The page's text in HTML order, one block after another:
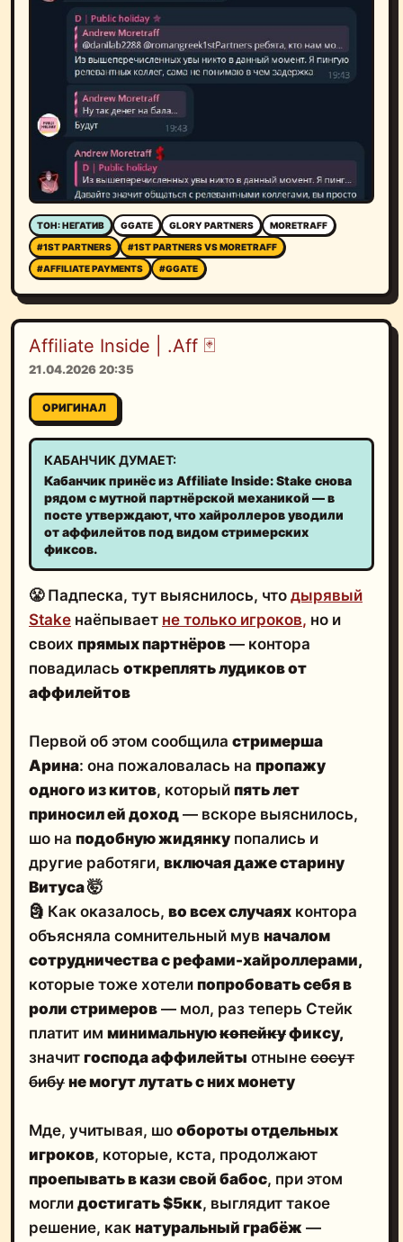
ТОН: НЕГАТИВ GGATE GLORY PARTNERS
MORETRAFF
#1ST PARTNERS
#1ST PARTNERS VS MORETRAFF
#AFFILIATE PAYMENTS
#GGATE
Affiliate Inside | .Aff 🃏
21.04.2026 20:35
ОРИГИНАЛ
КАБАНЧИК ДУМАЕТ:
Кабанчик принёс из Affiliate Inside: Stake снова
рядом с мутной партнёрской механикой — в
посте утверждают, что хайроллеров уводили
от аффилейтов под видом стримерских
фиксов.
😤 Падпеска, тут выяснилось, что дырявый
Stake наёпывает не только игроков, но и
своих прямых партнёров — контора
повадилась откреплять лудиков от
аффилейтов
Первой об этом сообщила стримерша
Арина: она пожаловалась на пропажу
одного из китов, который пять лет
приносил ей доход — вскоре выяснилось,
шо на подобную жидянку попались и
другие работяги, включая даже старину
Витуса🤯
🗿 Как оказалось, во всех случаях контора
объясняла сомнительный мув началом
сотрудничества с рефами-хайроллерами,
которые тоже хотели попробовать себя в
роли стримеров — мол, раз теперь Стейк
платит им минимальнуюкопейкуфиксу,
значит господа аффилейты отныне сосут
бибу не могут лутать с них монету
Мде, учитывая, шо обороты отдельных
игроков, которые, кста, продолжают
проепывать в кази свой бабос, при этом
могли достигать $5кк, выглядит такое
решение, как натуральный грабёж —